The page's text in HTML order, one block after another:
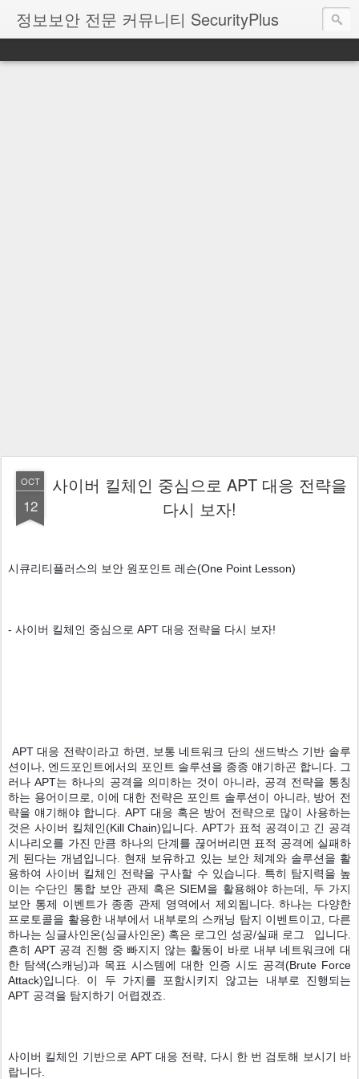
정보보안 전문 커뮤니티 SecurityPlus
OCT
12
사이버 킬체인 중심으로 APT 대응 전략을
다시 보자!
시큐리티플러스의 보안 원포인트 레슨(One Point Lesson)
- 사이버 킬체인 중심으로 APT 대응 전략을 다시 보자!
션이나, 엔드포인트에서의 포인트 솔루션을 종종 얘기하곤 합니다. 그
러나 APT는 하나의 공격을 의미하는 것이 아니라, 공격 전략을 통칭
하는 용어이므로, 이에 대한 전략은 포인트 솔루션이 아니라, 방어 전
략을 얘기해야 합니다. APT 대응 혹은 방어 전략으로 많이 사용하는
것은 사이버 킬체인(Kill Chain)입니다. APT가 표적 공격이고 긴 공격
시나리오를 가진 만큼 하나의 단계를 끊어버리면 표적 공격에 실패하
게 된다는 개념입니다. 현재 보유하고 있는 보안 체계와 솔루션을 활
용하여 사이버 킬체인 전략을 구사할 수 있습니다. 특히 탐지력을 높
이는 수단인 통합 보안 관제 혹은 SIEM을 활용해야 하는데, 두 가지
보안 통제 이벤트가 종종 관제 영역에서 제외됩니다. 하나는 다양한
프로토콜을 활용한 내부에서 내부로의 스캐닝 탐지 이벤트이고, 다른
하나는 싱글사인온(싱글사인온) 혹은 로그인 성공/실패 로그   입니다.
흔히 APT 공격 진행 중 빠지지 않는 활동이 바로 내부 네트워크에 대
한 탐색(스캐닝)과 목표 시스템에 대한 인증 시도 공격(Brute Force
Attack)입니다. 이 두 가지를 포함시키지 않고는 내부로 진행되는
APT 공격을 탐지하기 어렵겠죠.
사이버 킬체인 기반으로 APT 대응 전략, 다시 한 번 검토해 보시기 바
랍니다.